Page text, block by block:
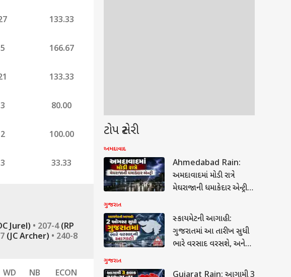
133.33
5 166.67
133.33
3 80.00
2 100.00
3 33.33
Jurel) • 207-4(RP
(JC Archer) • 240-8
WD NB
ECON
ટોપ સ્ટોરી
અમદાવાદ
Ahmedabad Rain:
અમદાવાદમાં મોડી રાત્રે
મેઘરાજાની ધમાકેદાર એન્ટ્રી,
ગુજરાત
સ્કાયમેટની આગાહી:
ગુજરાતમાં આ તારીખ સુધી
ભારે વરસાદ વરસશે, અનેક
ગુજરાત